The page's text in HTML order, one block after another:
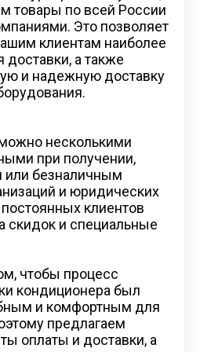
товары по всей России
Это позволяет
клиентам наиболее
а также
и надежную доставку
несколькими
при получении,
или безналичным
и юридических
клиентов
скидок и специальные
чтобы процесс
кондиционера был
и комфортным для
предлагаем
оплаты и доставки, а